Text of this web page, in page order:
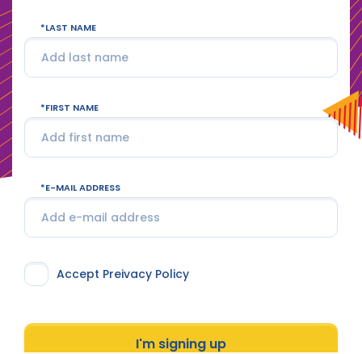
LAST NAME
FIRST NAME
E-MAIL ADDRESS
Accept Preivacy Policy
I'm signing up